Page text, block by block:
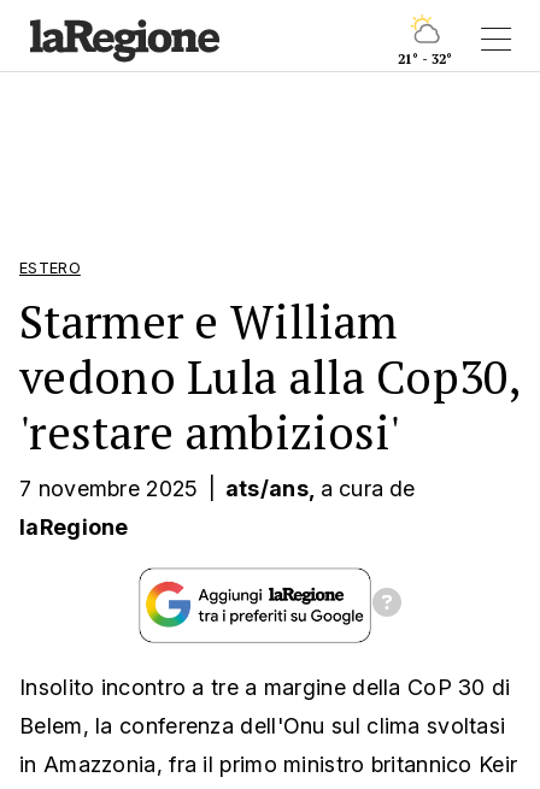
21° - 32°
ESTERO
Starmer e William
vedono Lula alla Cop30,
'restare ambiziosi'
7 novembre 2025 ats/ans, a cura de
laRegione
Insolito incontro a tre a margine della CoP 30 di
Belem, la conferenza dell'Onu sul clima svoltasi
in Amazzonia, fra il primo ministro britannico Keir